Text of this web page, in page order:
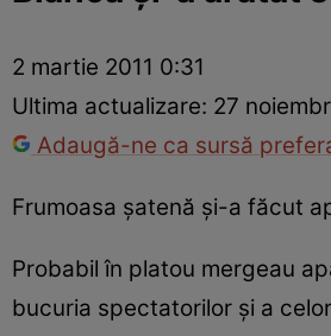
InternaționalFapt divers
2 martie 2011 0:31
Ultima actualizare: 27
Adaugă-ne ca sursă
Frumoasa şatenă şi-a făcut
Probabil în platou mergeau
bucuria spectatorilor şi a